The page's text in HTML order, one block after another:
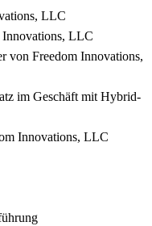
LLC
Innovations, LLC
von Freedom Innovations,
im Geschäft mit Hybrid-
Innovations, LLC